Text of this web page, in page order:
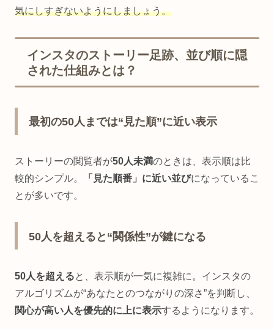
気にしすぎないようにしましょう。
インスタのストーリー足跡、並び順に隠
された仕組みとは？
最初の50人までは“見た順”に近い表示
ストーリーの閲覧者が50人未満のときは、表示順は比
較的シンプル。
「見た順番」に近い並びになっているこ
とが多いです。
50人を超えると“関係性”が鍵になる
50人を超えると、表示順が一気に複雑に。インスタの
アルゴリズムが“あなたとのつながりの深さ”を判断し、
関心が高い人を優先的に上に表示するようになります。